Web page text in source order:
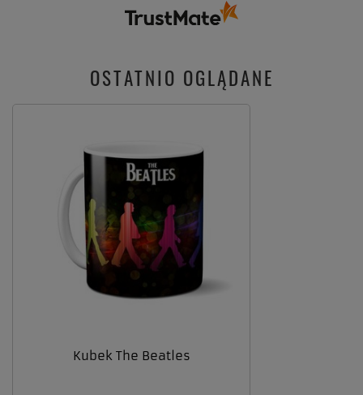
OSTATNIO OGLĄDANE
Kubek The Beatles